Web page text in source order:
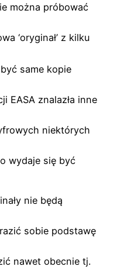
można próbować
‘oryginał’ z kilku
same kopie
EASA znalazła inne
niektórych
wydaje się być
nie będą
sobie podstawę
nawet obecnie tj.